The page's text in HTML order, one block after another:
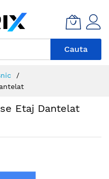
Cauta
Etaj Dantelat